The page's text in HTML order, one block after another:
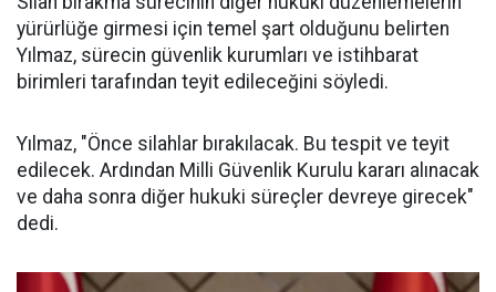
yürürlüğe girmesi için temel şart olduğunu belirten
Yılmaz, sürecin güvenlik kurumları ve istihbarat
birimleri tarafından teyit edileceğini söyledi.
Yılmaz, "Önce silahlar bırakılacak. Bu tespit ve teyit
edilecek. Ardından Milli Güvenlik Kurulu kararı alınacak
ve daha sonra diğer hukuki süreçler devreye girecek"
dedi.